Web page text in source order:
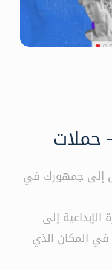
حملات
إلى جمهورك في
إلى
في المكان الذي